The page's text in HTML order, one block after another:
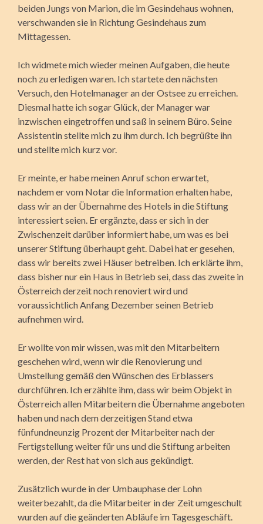
beiden Jungs von Marion, die im Gesindehaus wohnen,
verschwanden sie in Richtung Gesindehaus zum
Mittagessen.
Ich widmete mich wieder meinen Aufgaben, die heute
noch zu erledigen waren. Ich startete den nächsten
Versuch, den Hotelmanager an der Ostsee zu erreichen.
Diesmal hatte ich sogar Glück, der Manager war
inzwischen eingetroffen und saß in seinem Büro. Seine
Assistentin stellte mich zu ihm durch. Ich begrüßte ihn
und stellte mich kurz vor.
Er meinte, er habe meinen Anruf schon erwartet,
nachdem er vom Notar die Information erhalten habe,
dass wir an der Übernahme des Hotels in die Stiftung
interessiert seien. Er ergänzte, dass er sich in der
Zwischenzeit darüber informiert habe, um was es bei
unserer Stiftung überhaupt geht. Dabei hat er gesehen,
dass wir bereits zwei Häuser betreiben. Ich erklärte ihm,
dass bisher nur ein Haus in Betrieb sei, dass das zweite in
Österreich derzeit noch renoviert wird und
voraussichtlich Anfang Dezember seinen Betrieb
aufnehmen wird.
Er wollte von mir wissen, was mit den Mitarbeitern
geschehen wird, wenn wir die Renovierung und
Umstellung gemäß den Wünschen des Erblassers
durchführen. Ich erzählte ihm, dass wir beim Objekt in
Österreich allen Mitarbeitern die Übernahme angeboten
haben und nach dem derzeitigen Stand etwa
fünfundneunzig Prozent der Mitarbeiter nach der
Fertigstellung weiter für uns und die Stiftung arbeiten
werden, der Rest hat von sich aus gekündigt.
Zusätzlich wurde in der Umbauphase der Lohn
weiterbezahlt, da die Mitarbeiter in der Zeit umgeschult
wurden auf die geänderten Abläufe im Tagesgeschäft.